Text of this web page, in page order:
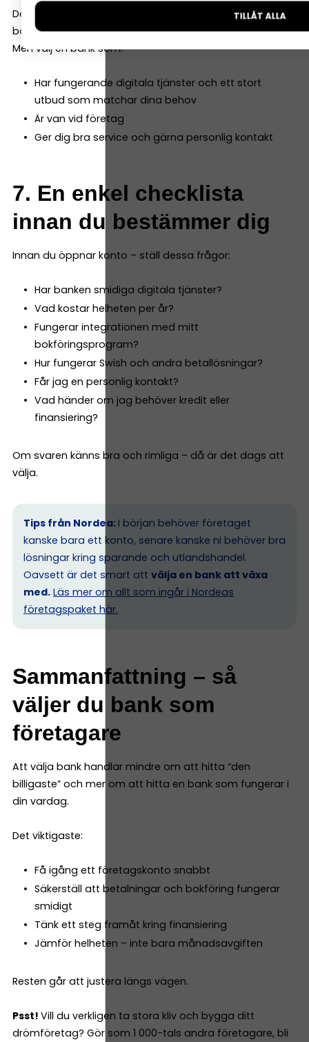
Det betyder inte att du måste välja “den perfekta
banken”.
Men välj en bank som:
Har fungerande digitala tjänster och ett stort
utbud som matchar dina behov
Är van vid företag
Ger dig bra service och gärna personlig kontakt
7. En enkel checklista
innan du bestämmer dig
Innan du öppnar konto – ställ dessa frågor:
Har banken smidiga digitala tjänster?
Vad kostar helheten per år?
Fungerar integrationen med mitt
bokföringsprogram?
Hur fungerar Swish och andra betallösningar?
Får jag en personlig kontakt?
Vad händer om jag behöver kredit eller
finansiering?
Om svaren känns bra och rimliga – då är det dags att
välja.
Tips från Nordea: I början behöver företaget
kanske bara ett konto, senare kanske ni behöver bra
lösningar kring sparande och utlandshandel.
Oavsett är det smart att välja en bank att växa
med. Läs mer om allt som ingår i Nordeas
företagspaket här.
Sammanfattning – så
väljer du bank som
företagare
Att välja bank handlar mindre om att hitta “den
billigaste” och mer om att hitta en bank som fungerar i
din vardag.
Det viktigaste:
Få igång ett företagskonto snabbt
Säkerställ att betalningar och bokföring fungerar
smidigt
Tänk ett steg framåt kring finansiering
Jämför helheten – inte bara månadsavgiften
Resten går att justera längs vägen.
Psst! Vill du verkligen ta stora kliv och bygga ditt
drömföretag? Gör som 1 000-tals andra företagare, bli
TILLÅT ALLA